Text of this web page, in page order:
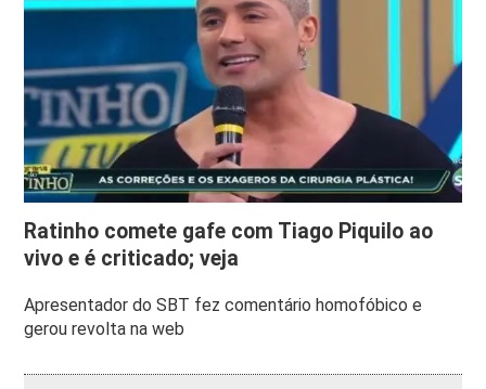
Ratinho comete gafe com Tiago Piquilo ao
vivo e é criticado; veja
Apresentador do SBT fez comentário homofóbico e
gerou revolta na web